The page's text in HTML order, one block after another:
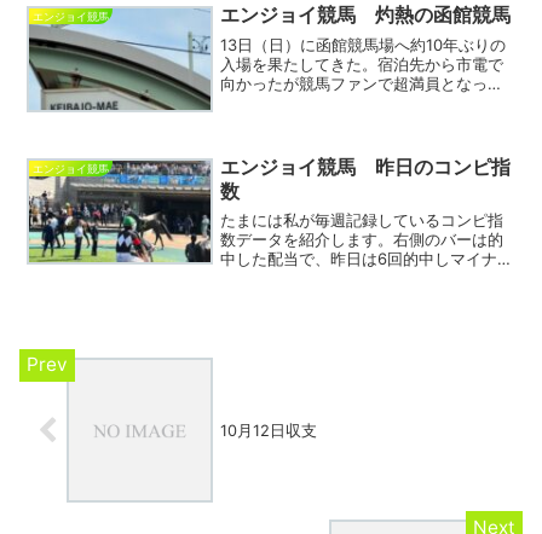
は「負けても良い金額」。競馬で儲け
る！負けを許容なんてとん...
エンジョイ競馬 エンジョイ競馬 灼熱の函館競馬
13日（日）に函館競馬場へ約10年ぶりの
入場を果たしてきた。宿泊先から市電で
向かったが競馬ファンで超満員となって
ンレースまで過ごす羽...
エンジョイ競馬
エンジョイ競馬 昨日のコンピ指
数
たまには私が毎週記録しているコンピ指
数データを紹介します。右側のバーは的
中した配当で、昨日は6回的中しマイナス
10月12日収支